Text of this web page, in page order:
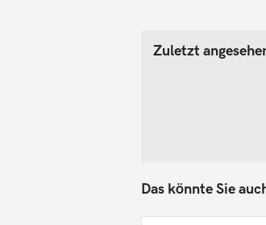
Zuletzt
Das könnte Sie